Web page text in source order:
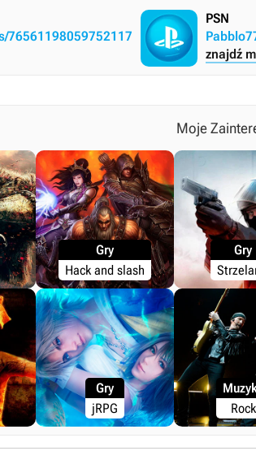
76561198059752117
PSN
znajdź
Moje
Gry
Hack and slash
Gry
Gry
jRPG
Rock